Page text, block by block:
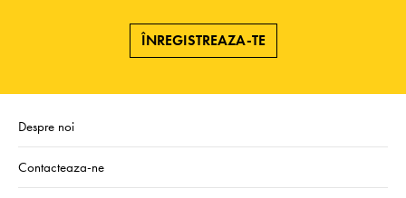
ÎNREGISTREAZA-TE
Despre noi
Contacteaza-ne